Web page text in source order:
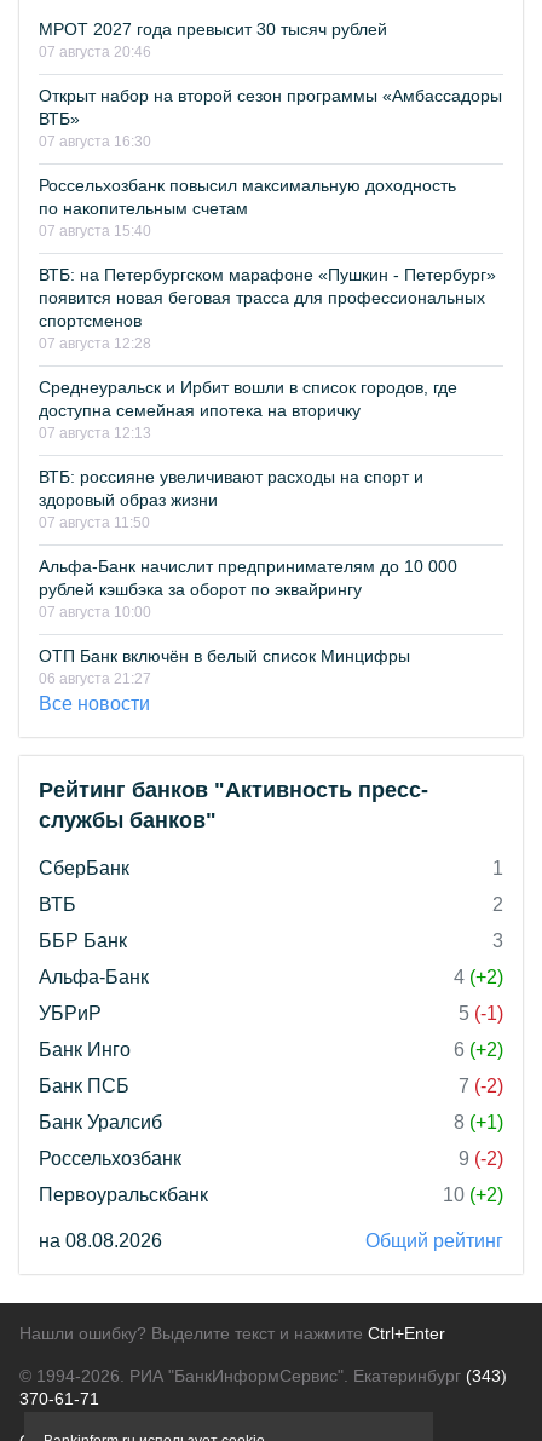
МРОТ 2027 года превысит 30 тысяч рублей
07 августа 20:46
Открыт набор на второй сезон программы «Амбассадоры
ВТБ»
07 августа 16:30
Россельхозбанк повысил максимальную доходность
по накопительным счетам
07 августа 15:40
ВТБ: на Петербургском марафоне «Пушкин - Петербург»
появится новая беговая трасса для профессиональных
спортсменов
07 августа 12:28
Среднеуральск и Ирбит вошли в список городов, где
доступна семейная ипотека на вторичку
07 августа 12:13
ВТБ: россияне увеличивают расходы на спорт и
здоровый образ жизни
07 августа 11:50
Альфа-Банк начислит предпринимателям до 10 000
рублей кэшбэка за оборот по эквайрингу
07 августа 10:00
ОТП Банк включён в белый список Минцифры
06 августа 21:27
Все новости
Рейтинг банков "Активность пресс-
службы банков"
СберБанк
1
ВТБ
2
ББР Банк
3
Альфа-Банк
4 (+2)
УБРиР
5 (-1)
Банк Инго
6 (+2)
Банк ПСБ
7 (-2)
Банк Уралсиб
8 (+1)
Россельхозбанк
9 (-2)
Первоуральскбанк
10 (+2)
на 08.08.2026 Общий рейтинг
Нашли ошибку? Выделите текст и нажмите Ctrl+Enter
© 1994-2026. РИА "БанкИнформСервис". Екатеринбург (343)
370-61-71